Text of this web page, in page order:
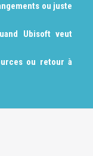
ou juste
Ubisoft veut
ou retour à